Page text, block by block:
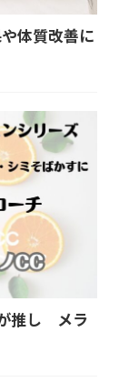
体質改善に
推し メラ